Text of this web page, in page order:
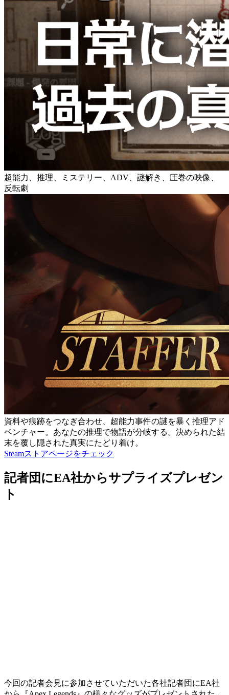
超能力、推理、ミステリー、ADV、謎解き、圧巻の映像、
反転劇
資料や痕跡をつなぎ合わせ、超能力事件の謎を暴く推理アド
ベンチャー。あなたの推理で物語が分岐する。決められた結
末を覆し隠された真実にたどり着け。
Steamストアページをチェック
記者団にEA社からサプライズプレゼン
ト
今回の記者会見に参加させていただいた各社記者団にEA社